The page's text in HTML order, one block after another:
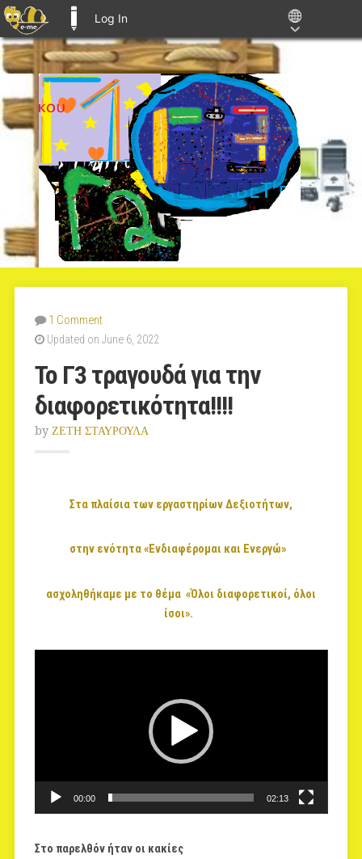
Log In
1 Comment
Updated on June 6, 2022
To Γ3 τραγουδά για την
διαφορετικότητα!!!!
by ΖΕΤΗ ΣΤΑΥΡΟΥΛΑ
Στα πλαίσια των εργαστηρίων Δεξιοτήτων,
στην ενότητα «Ενδιαφέρομαι και Ενεργώ»
ασχοληθήκαμε με το θέμα «Όλοι διαφορετικοί, όλοι
ίσοι».
00:00 02:13
Στο παρελθόν ήταν οι κακίες